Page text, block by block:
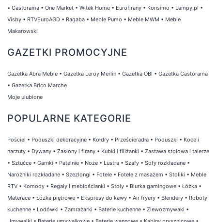
• Castorama • One Market • Witek Home • Eurofirany • Konsimo • Lampy.pl •
Visby • RTVEuroAGD • Ragaba • Meble Pumo • Meble MWM • Meble
Makarowski
GAZETKI PROMOCYJNE
Gazetka Abra Meble • Gazetka Leroy Merlin • Gazetka OBI • Gazetka Castorama
• Gazetka Brico Marche
Moje ulubione
POPULARNE KATEGORIE
Pościel • Poduszki dekoracyjne • Kołdry • Prześcieradła • Poduszki • Koce i
narzuty • Dywany • Zasłony i firany • Kubki i filiżanki • Zastawa stołowa i talerze
• Sztućce • Garnki • Patelnie • Noże • Lustra • Szafy • Sofy rozkładane •
Narożniki rozkładane • Szezlongi • Fotele • Fotele z masażem • Stoliki • Meble
RTV • Komody • Regały i meblościanki • Stoły • Biurka gamingowe • Łóżka •
Materace • Łóżka piętrowe • Ekspresy do kawy • Air fryery • Blendery • Roboty
kuchenne • Lodówki • Zamrażarki • Baterie kuchenne • Zlewozmywaki •